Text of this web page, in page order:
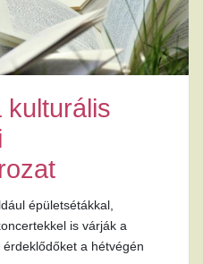
kulturális
épületsétákkal,
is várják a
a hétvégén